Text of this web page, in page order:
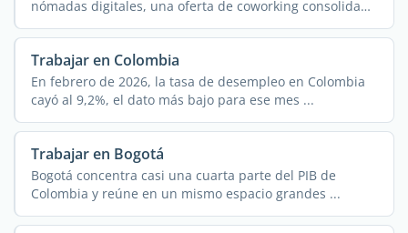
nómadas digitales, una oferta de coworking consolidada
...
Trabajar en Colombia
En febrero de 2026, la tasa de desempleo en Colombia
cayó al 9,2%, el dato más bajo para ese mes ...
Trabajar en Bogotá
Bogotá concentra casi una cuarta parte del PIB de
Colombia y reúne en un mismo espacio grandes ...